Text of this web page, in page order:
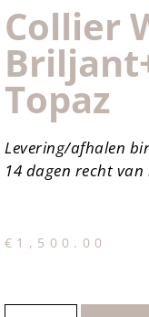
Collier
Topaz
Levering/afhalen
14 dagen recht
€ 1,500.00